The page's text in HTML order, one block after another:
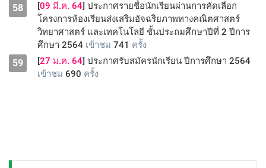
58 [09 มี.ค. 64] ประกาศรายชื่อนักเรียนผ่านการคัดเลือก
โครงการห้องเรียนส่งเสริมอัจฉริยภาพทางคณิตศาสตร์
วิทยาศาสตร์ และเทคโนโลยี ชั้นประถมศึกษาปีที่ 2 ปีการ
ศึกษา 2564 เข้าชม 741 ครั้ง
59 [27 ม.ค. 64] ประกาศรับสมัครนักเรียน ปีการศึกษา 2564
เข้าชม 690 ครั้ง